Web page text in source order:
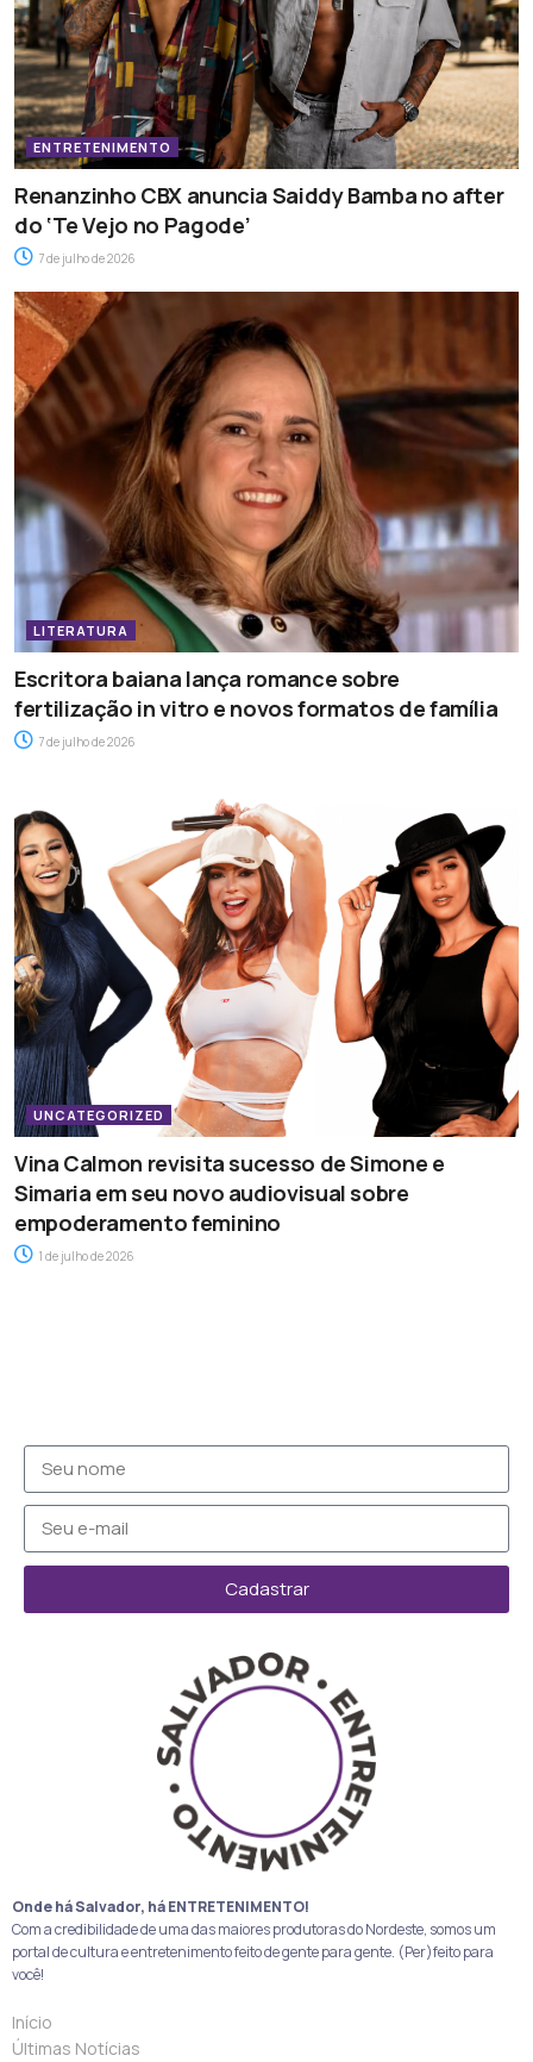
ENTRETENIMENTO
Renanzinho CBX anuncia Saiddy Bamba no after
do ‘Te Vejo no Pagode’
7 de julho de 2026
LITERATURA
Escritora baiana lança romance sobre
fertilização in vitro e novos formatos de família
7 de julho de 2026
UNCATEGORIZED
Vina Calmon revisita sucesso de Simone e
Simaria em seu novo audiovisual sobre
empoderamento feminino
1 de julho de 2026
Cadastrar
Onde há Salvador, há ENTRETENIMENTO!
Com a credibilidade de uma das maiores produtoras do Nordeste, somos um
portal de cultura e entretenimento feito de gente para gente. (Per)feito para
você!
Início
Últimas Notícias